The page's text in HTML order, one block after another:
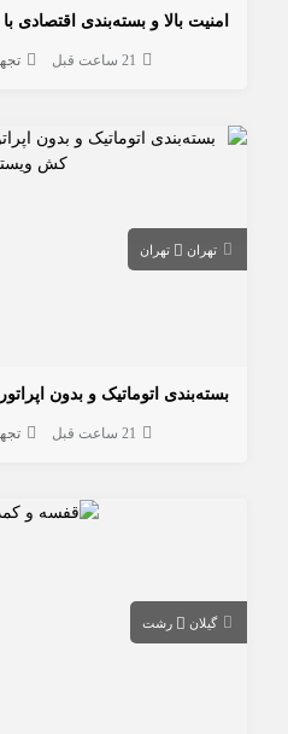
امنیت بالا و بسته‌بندی اقتصادی
21 ساعت قبل
تهران تهران
21 ساعت قبل
گیلان رشت